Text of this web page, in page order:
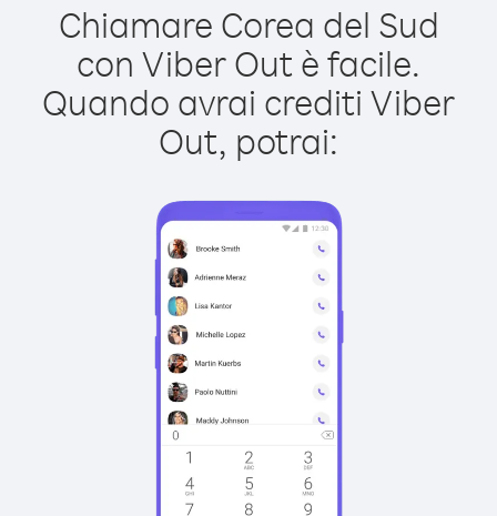
Chiamare Corea del Sud
con Viber Out è facile.
Quando avrai crediti Viber
Out, potrai: